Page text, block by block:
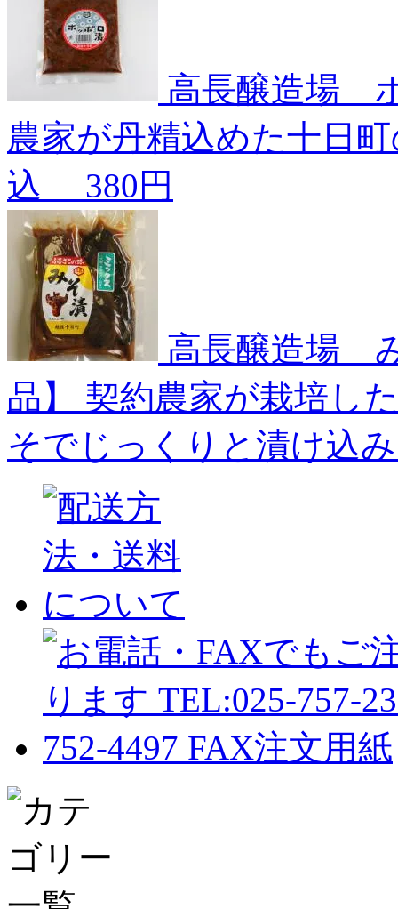
高長醸造場
農家が丹精込めた十日
込
380円
高長醸造場
品】
契約農家が栽培し
そでじっくりと漬け込